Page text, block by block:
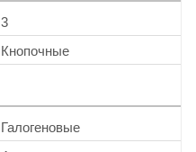
3
Кнопочные
Галогеновые